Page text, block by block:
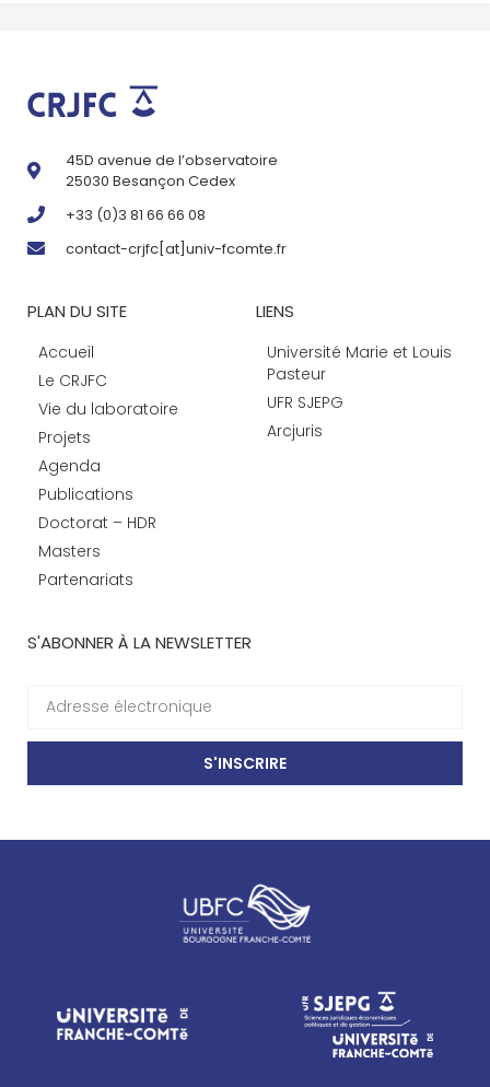
45D avenue de l’observatoire
25030 Besançon Cedex
+33 (0)3 81 66 66 08
contact-crjfc[at]univ-fcomte.fr
PLAN DU SITE
Accueil
Le CRJFC
Vie du laboratoire
Projets
Agenda
Publications
Doctorat – HDR
Masters
Partenariats
LIENS
Université Marie et Louis
Pasteur
UFR SJEPG
Arcjuris
S'ABONNER À LA NEWSLETTER
S'INSCRIRE